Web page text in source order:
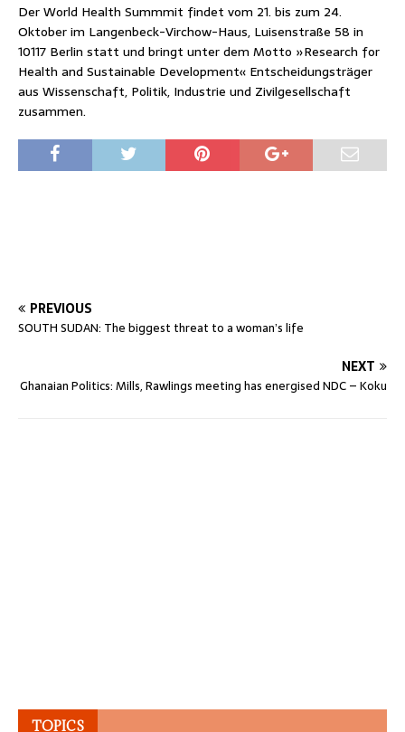
Der World Health Summmit findet vom 21. bis zum 24.
Oktober im Langenbeck-Virchow-Haus, Luisenstraße 58 in
10117 Berlin statt und bringt unter dem Motto »Research for
Health and Sustainable Development« Entscheidungsträger
aus Wissenschaft, Politik, Industrie und Zivilgesellschaft
zusammen.
PREVIOUS
SOUTH SUDAN: The biggest threat to a woman’s life
NEXT
Ghanaian Politics: Mills, Rawlings meeting has energised NDC – Koku
TOPICS